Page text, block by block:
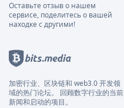
Оставьте отзыв о нашем
сервисе, поделитесь о вашей
находке с другими!
加密行业、区块链和 web3.0 开发领
域的热门论坛。 回顾数字行业的当前
新闻和启动的项目。